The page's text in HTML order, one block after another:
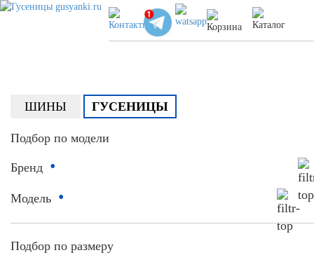
ШИНЫ ГУСЕНИЦЫ
Подбор по модели
Бренд •
Модель •
Подбор по размеру